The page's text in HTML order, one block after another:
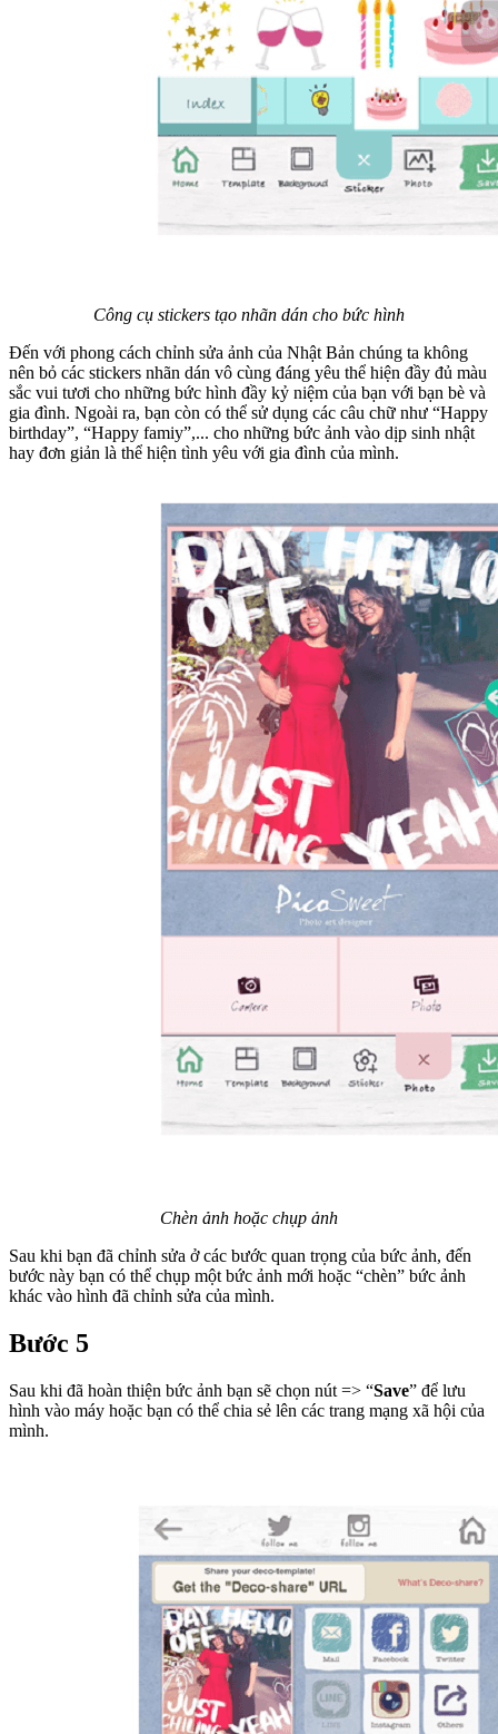
Công cụ stickers tạo nhãn dán cho bức hình
Đến với phong cách chỉnh sửa ảnh của Nhật Bản chúng ta không
nên bỏ các stickers nhãn dán vô cùng đáng yêu thể hiện đầy đủ màu
sắc vui tươi cho những bức hình đầy kỷ niệm của bạn với bạn bè và
gia đình. Ngoài ra, bạn còn có thể sử dụng các câu chữ như “Happy
birthday”, “Happy famiy”,... cho những bức ảnh vào dịp sinh nhật
hay đơn giản là thể hiện tình yêu với gia đình của mình.
Chèn ảnh hoặc chụp ảnh
Sau khi bạn đã chỉnh sửa ở các bước quan trọng của bức ảnh, đến
bước này bạn có thể chụp một bức ảnh mới hoặc “chèn” bức ảnh
khác vào hình đã chỉnh sửa của mình.
Bước 5
Sau khi đã hoàn thiện bức ảnh bạn sẽ chọn nút => “Save” để lưu
hình vào máy hoặc bạn có thể chia sẻ lên các trang mạng xã hội của
mình.